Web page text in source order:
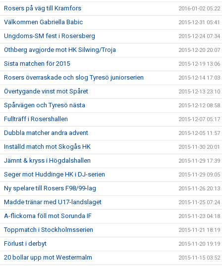
Rosers på väg till Kramfors 2016-01-02 05:22
Välkommen Gabriella Babic 2015-12-31 05:41
Ungdoms-SM fest i Rosersberg 2015-12-24 07:34
Othberg avgjorde mot HK Silwing/Troja 2015-12-20 20:07
Sista matchen för 2015 2015-12-19 13:06
Rosers överraskade och slog Tyresö juniorserien 2015-12-14 17:03
Övertygande vinst mot Spåret 2015-12-13 23:10
Spårvägen och Tyresö nästa 2015-12-12 08:58
Fullträff i Rosershallen 2015-12-07 05:17
Dubbla matcher andra advent 2015-12-05 11:57
Inställd match mot Skogås HK 2015-11-30 20:01
Jämnt & kryss i Högdalshallen 2015-11-29 17:39
Seger mot Huddinge HK i DJ-serien 2015-11-29 09:05
Ny spelare till Rosers F98/99-lag 2015-11-26 20:13
Madde tränar med U17-landslaget 2015-11-25 07:24
A-flickorna föll mot Sorunda IF 2015-11-23 04:18
Toppmatch i Stockholmsserien 2015-11-21 18:19
Förlust i derbyt 2015-11-20 19:19
20 bollar upp mot Westermalm 2015-11-15 03:52